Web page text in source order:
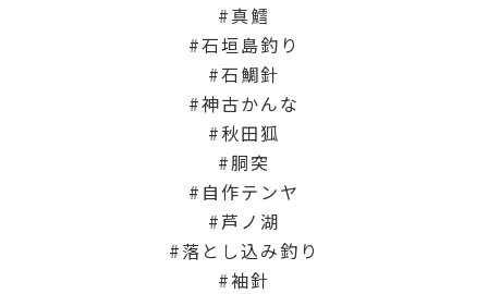
真鱈
石垣島釣り
石鯛針
神古かんな
秋田狐
胴突
自作テンヤ
芦ノ湖
落とし込み釣り
袖針